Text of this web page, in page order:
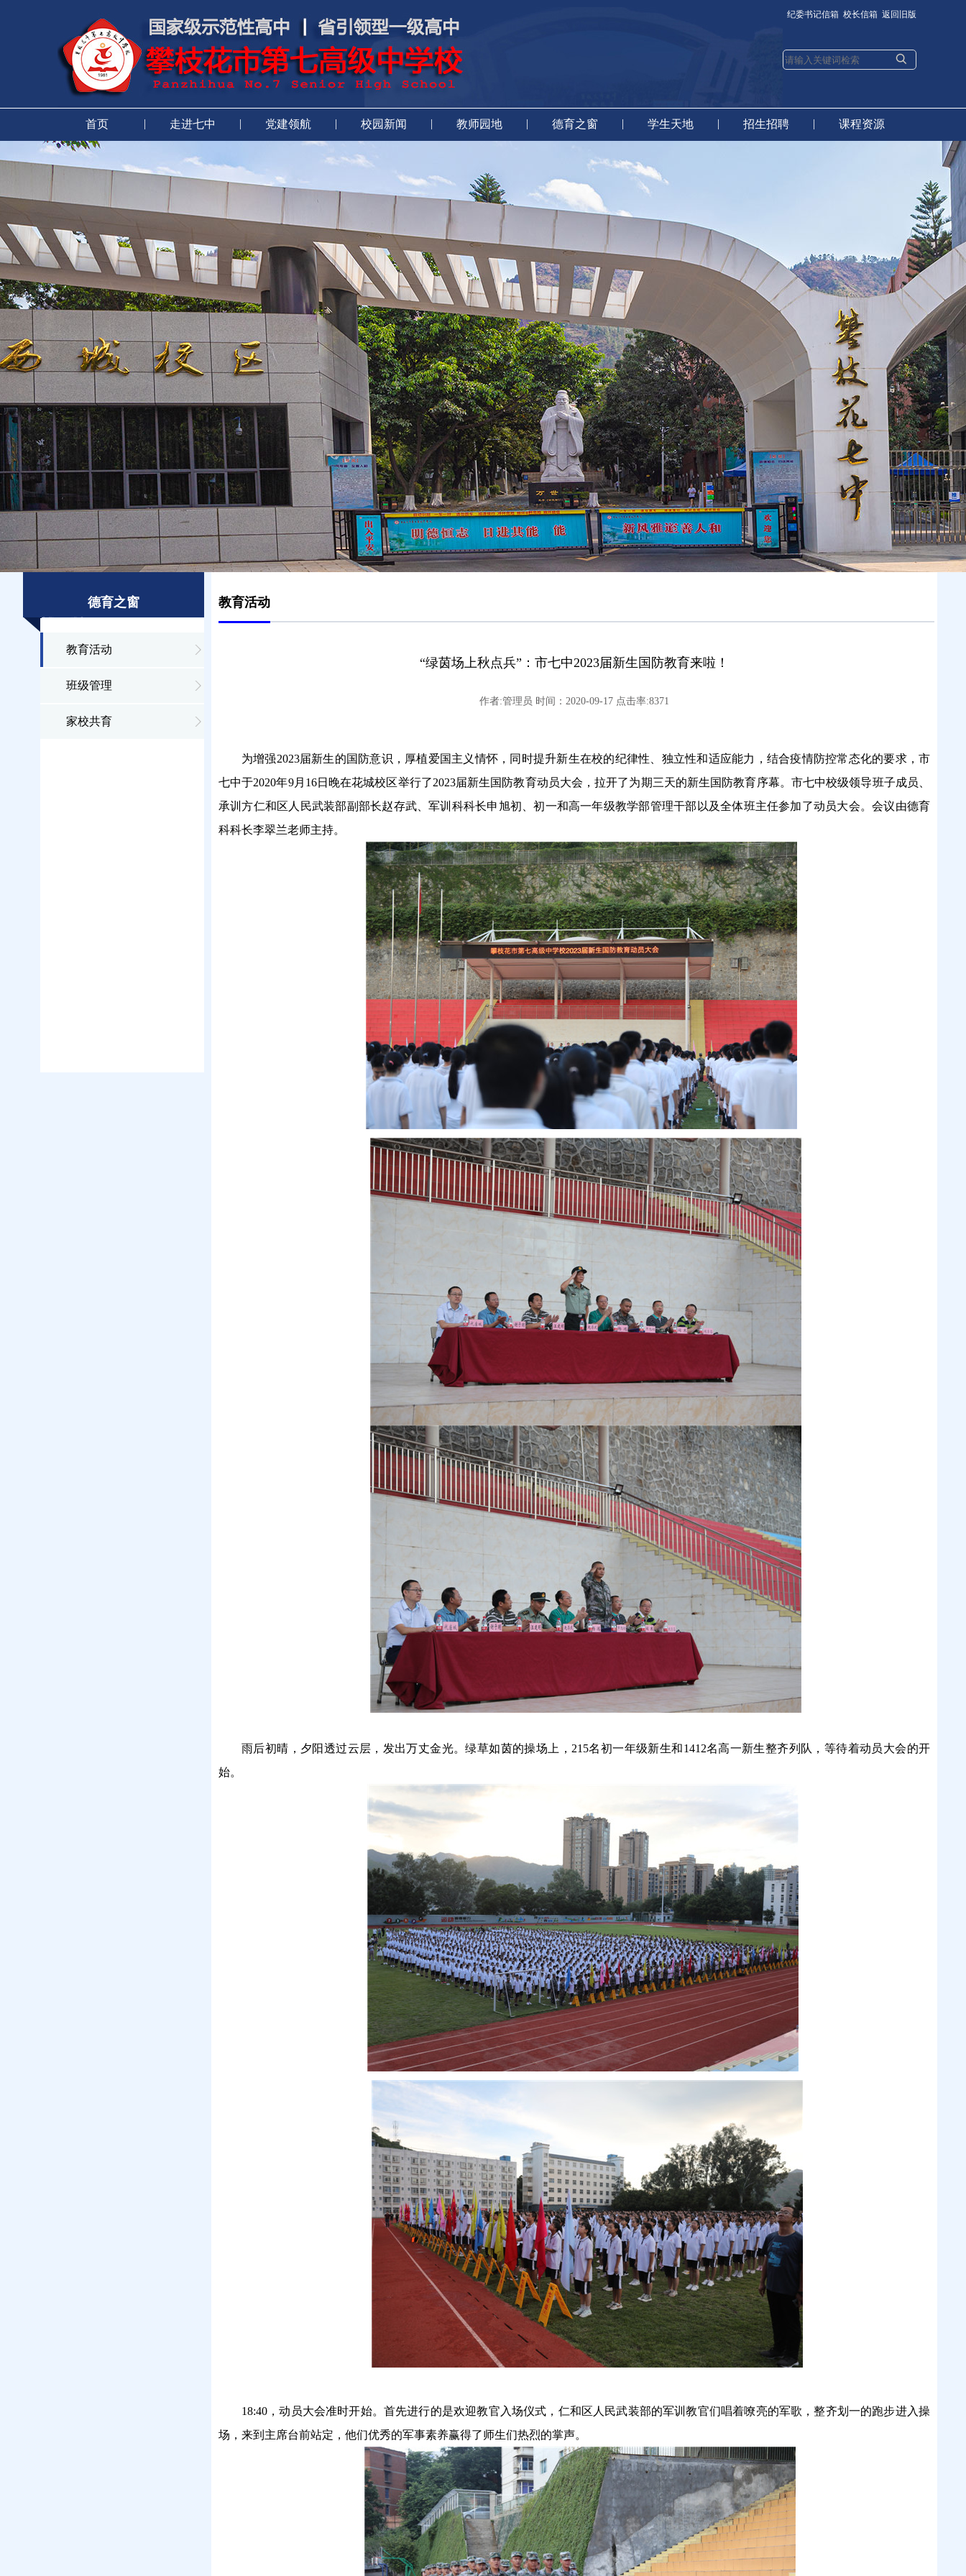
纪委书记信箱 校长信箱 返回旧版
首页 | 走进七中 | 党建领航 | 校园新闻 | 教师园地 | 德育之窗 | 学生天地 | 招生招聘 | 课程资源
德育之窗
教育活动
班级管理
家校共育
教育活动
“绿茵场上秋点兵”：市七中2023届新生国防教育来啦！
作者:管理员 时间：2020-09-17 点击率:8371
为增强2023届新生的国防意识，厚植爱国主义情怀，同时提升新生在校的纪律性、独立性和适应能力，结合疫情防控常态化的要求，市
七中于2020年9月16日晚在花城校区举行了2023届新生国防教育动员大会，拉开了为期三天的新生国防教育序幕。市七中校级领导班子成员、
承训方仁和区人民武装部副部长赵存武、军训科科长申旭初、初一和高一年级教学部管理干部以及全体班主任参加了动员大会。会议由德育
科科长李翠兰老师主持。
雨后初晴，夕阳透过云层，发出万丈金光。绿草如茵的操场上， 215名初一年级新生和1412名高一新生整齐列队，等待着动员大会的开
始。
18:40，动员大会准时开始。首先进行的是欢迎教官入场仪式，仁和区人民武装部的军训教官们唱着嘹亮的军歌，整齐划一的跑步进入操
场，来到主席台前站定，他们优秀的军事素养赢得了师生们热烈的掌声。